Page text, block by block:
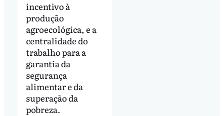
incentivo à
produção
agroecológica, e a
centralidade do
trabalho para a
garantia da
segurança
alimentar e da
superação da
pobreza.